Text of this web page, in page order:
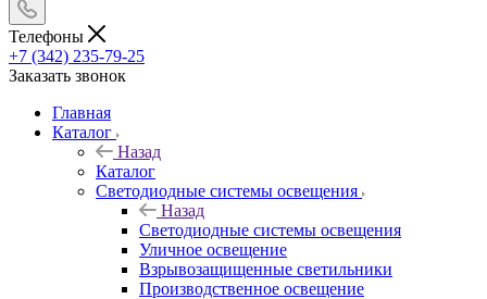
Телефоны
+7 (342) 235-79-25
Заказать звонок
Главная
Каталог
Назад
Каталог
Светодиодные системы освещения
Назад
Светодиодные системы освещения
Уличное освещение
Взрывозащищенные светильники
Производственное освещение